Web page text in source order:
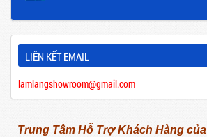
LIÊN KẾT EMAIL
lamlangshowroom@gmail.com
Trung Tâm Hỗ Trợ Khách Hàng của